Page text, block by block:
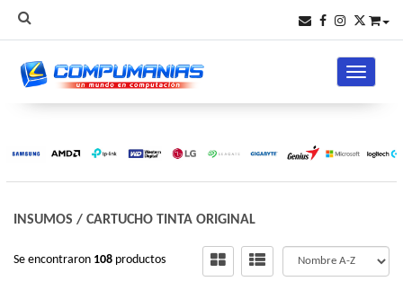
Toggle
INSUMOS / CARTUCHO TINTA ORIGINAL
Se encontraron 108 productos